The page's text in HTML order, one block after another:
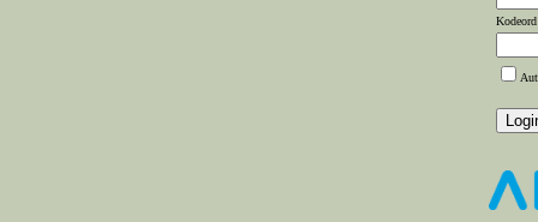
Kodeord